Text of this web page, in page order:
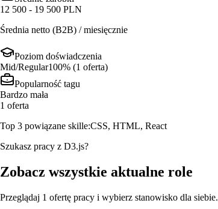
12 500 - 19 500 PLN
Średnia netto (B2B) / miesięcznie
Poziom doświadczenia
Mid/Regular100% (1 oferta)
Popularność tagu
Bardzo mała
1 oferta
Top 3 powiązane skille:CSS, HTML, React
Szukasz pracy z D3.js?
Zobacz wszystkie aktualne role
Przeglądaj 1 ofertę pracy i wybierz stanowisko dla siebie.